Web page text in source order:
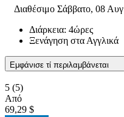
Διαθέσιμο Σάββατο, 08 Αυγ
Διάρκεια: 4ώρες
Ξενάγηση στα Αγγλικά
Εμφάνισε τί περιλαμβάνεται
5 (5)
Από
69,29 $